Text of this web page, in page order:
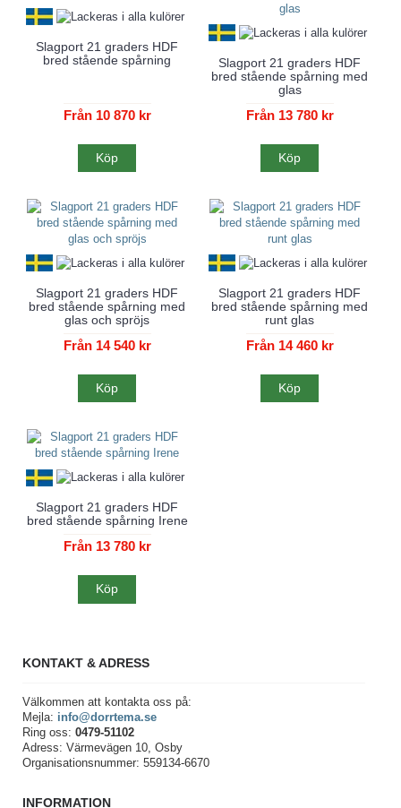
Slagport 21 graders HDF
bred stående spårning
Från 10 870 kr
Köp
Slagport 21 graders HDF
bred stående spårning med
glas
Från 13 780 kr
Köp
Slagport 21 graders HDF
bred stående spårning med
glas och spröjs
Från 14 540 kr
Köp
Slagport 21 graders HDF
bred stående spårning med
runt glas
Från 14 460 kr
Köp
Slagport 21 graders HDF
bred stående spårning Irene
Från 13 780 kr
Köp
KONTAKT & ADRESS
Välkommen att kontakta oss på:
Mejla: info@dorrtema.se
Ring oss: 0479-51102
Adress: Värmevägen 10, Osby
Organisationsnummer: 559134-6670
INFORMATION